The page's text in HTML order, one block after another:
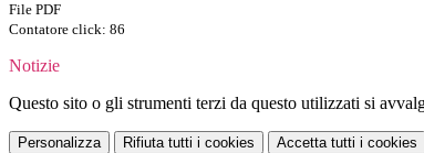
File PDF
Contatore click: 86
Notizie
Questo sito o gli strumenti terzi da questo utilizzati si
Personalizza Rifiuta tutti i cookies Accetta tutti i cookies